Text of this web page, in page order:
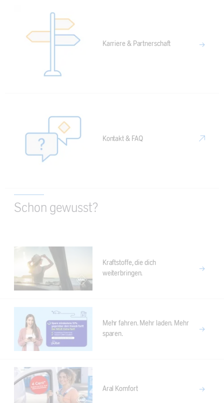
Karriere & Partnerschaft
Kontakt & FAQ
Schon gewusst?
Kraftstoffe, die dich
weiterbringen.
Mehr fahren. Mehr laden. Mehr
sparen.
Aral Komfort